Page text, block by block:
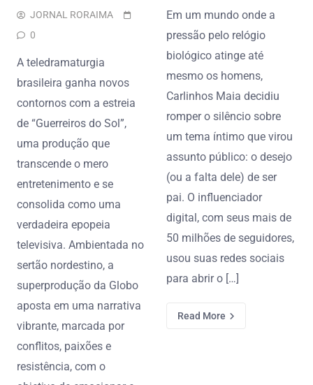
JORNAL RORAIMA
0
A teledramaturgia
brasileira ganha novos
contornos com a estreia
de “Guerreiros do Sol”,
uma produção que
transcende o mero
entretenimento e se
consolida como uma
verdadeira epopeia
televisiva. Ambientada no
sertão nordestino, a
superprodução da Globo
aposta em uma narrativa
vibrante, marcada por
conflitos, paixões e
resistência, com o
Em um mundo onde a
pressão pelo relógio
biológico atinge até
mesmo os homens,
Carlinhos Maia decidiu
romper o silêncio sobre
um tema íntimo que virou
assunto público: o desejo
(ou a falta dele) de ser
pai. O influenciador
digital, com seus mais de
50 milhões de seguidores,
usou suas redes sociais
para abrir o […]
Read More